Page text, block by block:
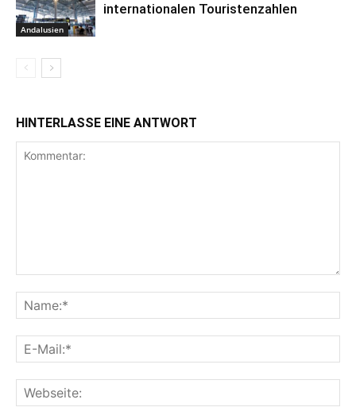
Andalusien
internationalen Touristenzahlen
HINTERLASSE EINE ANTWORT